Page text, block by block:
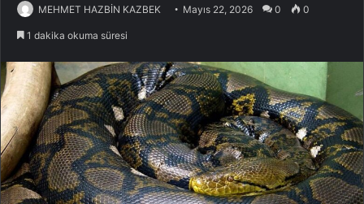
MEHMET HAZBİN KAZBEK Mayıs 22, 2026 0 0
1 dakika okuma süresi